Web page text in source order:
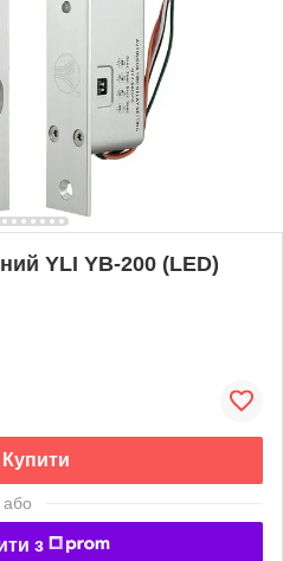
YLI YB-200 (LED)
Купити
або
з